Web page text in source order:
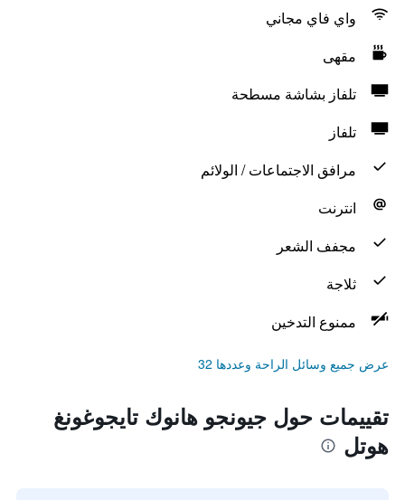
واي فاي مجاني
مقهى
تلفاز بشاشة مسطحة
تلفاز
مرافق الاجتماعات / الولائم
انترنت
مجفف الشعر
ثلاجة
ممنوع التدخين
عرض جميع وسائل الراحة وعددها 32
تقييمات حول جيونجو هانوك تايجوغونغ
هوتل